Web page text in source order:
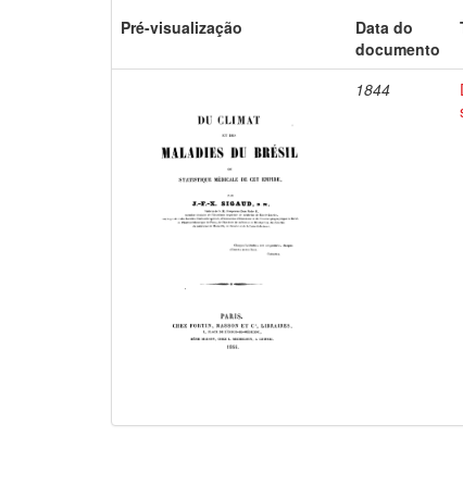
Pré-visualização
Data do
documento
1844